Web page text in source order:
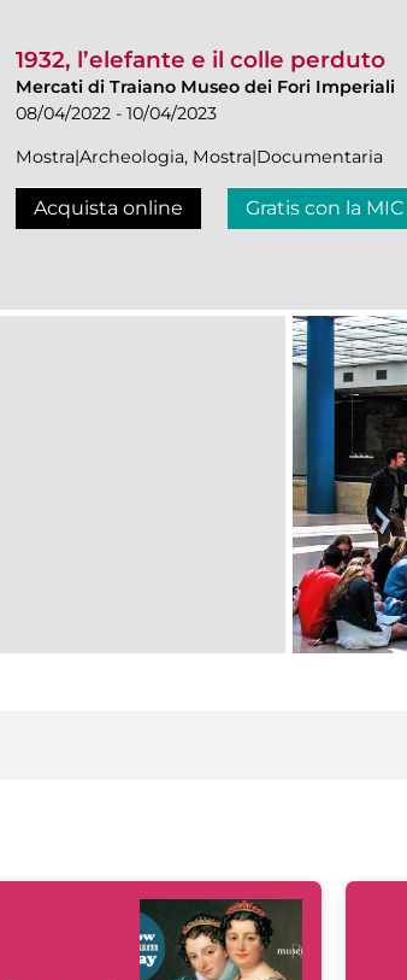
1932, l’elefante e il colle perduto
Mercati di Traiano Museo dei Fori Imperiali
08/04/2022 - 10/04/2023
Mostra|Archeologia, Mostra|Documentaria
Acquista online Gratis con la